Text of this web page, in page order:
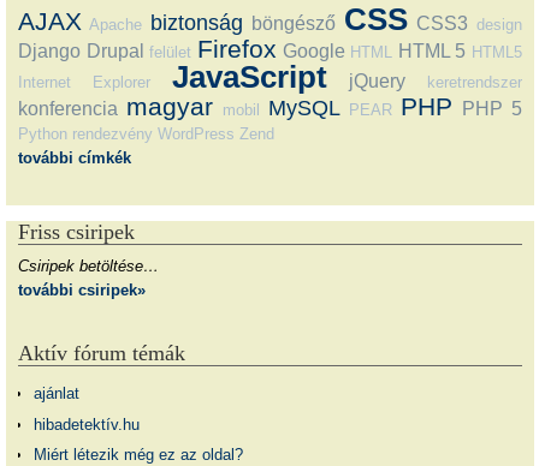
AJAX Apache biztonság böngésző CSS CSS3 design
Django Drupal felület Firefox Google HTML HTML 5 HTML5
Internet Explorer
JavaScript jQuery keretrendszer
konferencia magyar mobil MySQL PEAR PHP PHP 5
Python rendezvény WordPress Zend
további címkék
Friss csiripek
Csiripek betöltése…
további csiripek»
Aktív fórum témák
ajánlat
hibadetektív.hu
Miért létezik még ez az oldal?